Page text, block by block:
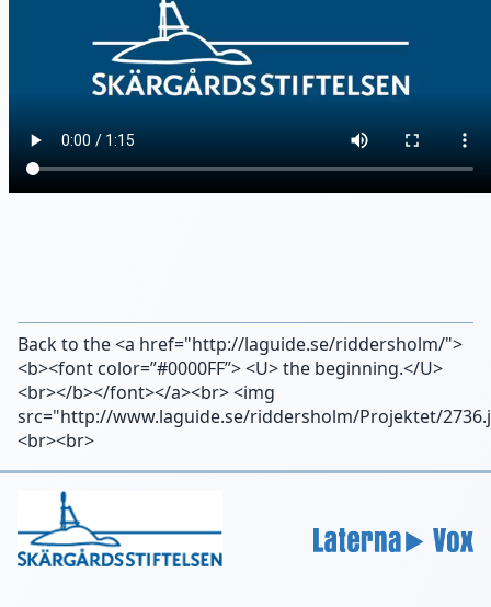
Back to the <a href="http://laguide.se/riddersholm/">
<b><font color=”#0000FF”> <U> the beginning.</U>
<br></b></font></a><br> <img
src="http://www.laguide.se/riddersholm/Projektet/
<br><br>